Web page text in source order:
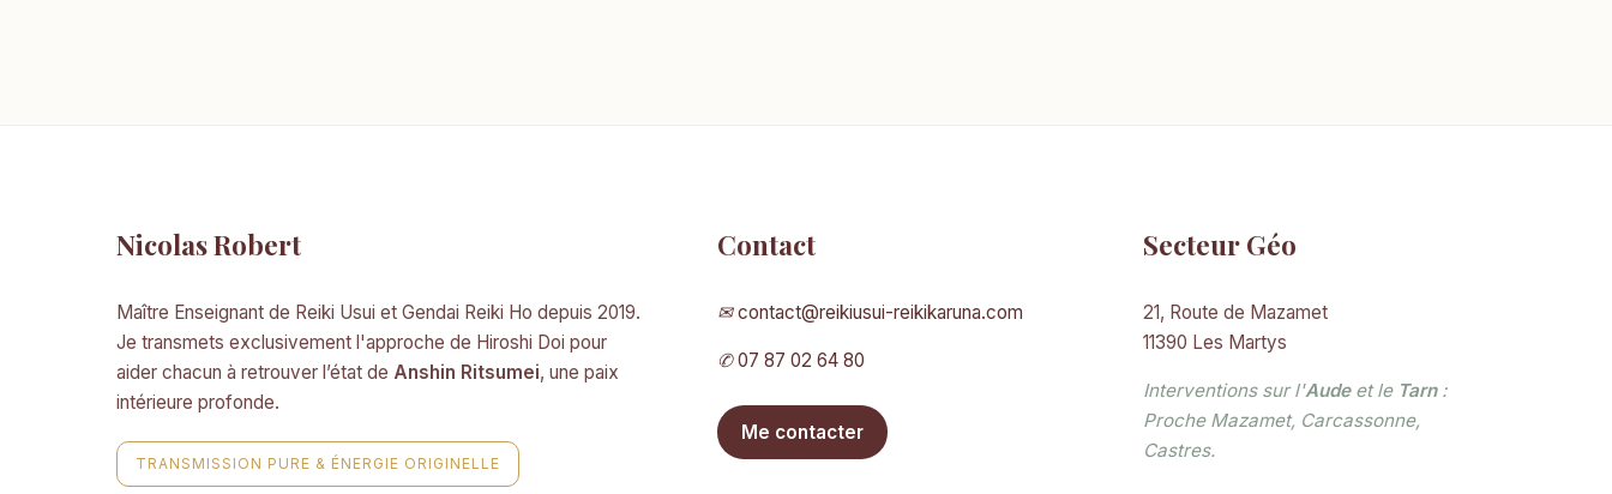
Nicolas Robert
Maître Enseignant de Reiki Usui et Gendai Reiki Ho depuis 2019.
Je transmets exclusivement l'approche de Hiroshi Doi pour
aider chacun à retrouver l’état de Anshin Ritsumei, une paix
intérieure profonde.
TRANSMISSION PURE & ÉNERGIE ORIGINELLE
Contact
✉ contact@reikiusui-reikikaruna.com
✆ 07 87 02 64 80
Me contacter
Secteur Géo
21, Route de Mazamet
11390 Les Martys
Interventions sur l'Audeet le Tarn:
Proche Mazamet, Carcassonne,
Castres.